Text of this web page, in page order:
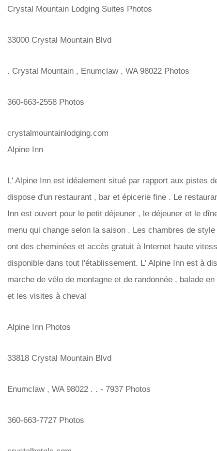
Crystal Mountain Lodging Suites Photos
33000 Crystal Mountain Blvd
. Crystal Mountain , Enumclaw , WA 98022 Photos
360-663-2558 Photos
crystalmountainlodging.com
Alpine Inn
L' Alpine Inn est idéalement situé par rapport aux pistes
dispose d'un restaurant , bar et épicerie fine . Le
Inn est ouvert pour le petit déjeuner , le déjeuner et le
menu qui change selon la saison . Les chambres de style
ont des cheminées et accès gratuit à Internet haute
disponible dans tout l'établissement. L' Alpine Inn est à
marche de vélo de montagne et de randonnée , balade
et les visites à cheval
Alpine Inn Photos
33818 Crystal Mountain Blvd
Enumclaw , WA 98022 . . - 7937 Photos
360-663-7727 Photos